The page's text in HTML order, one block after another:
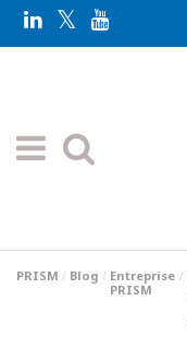
PRISM Blog
Entreprise
PRISM